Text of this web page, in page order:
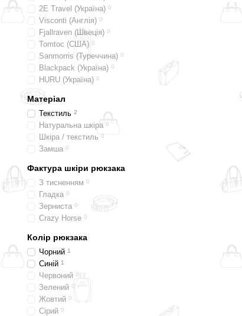
поясний ремінь.
до компактного
Організація в
ключів. Об’єму тут
Зовнішні
стяжки й кишеня
Діапазон серії
2E Travel (Україна) 0
Visconti (Англія) 0
Fjallraven (Швеція) 0
Tomtoc (США) 0
Sanmorris (Туреччина) 0
Blackpack (Україна) 0
HURU (Україна) 0
Матеріал
Текстиль 2
Натуральна шкіра 0
Шкіра / текстиль 0
Замша 0
Фактура шкіри рюкзака
З тисненням 0
Гладка 0
Зерниста 0
Crazy Horse 0
Колір рюкзака
Чорний 1
Синій 1
Червоний 0
Зелений 0
Жовтий 0
Сірий 0